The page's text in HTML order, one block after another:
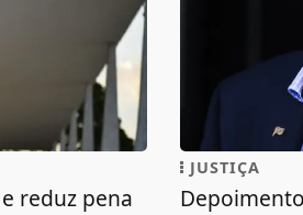
reduz pena
JUSTIÇA